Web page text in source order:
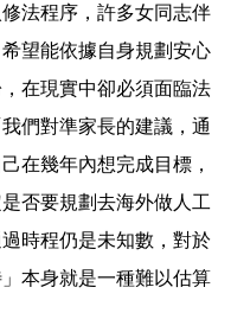
法程序，許多女同志伴
望能依據自身規劃安心
在現實中卻必須面臨法
們對準家長的建議，通
在幾年內想完成目標，
否要規劃去海外做人工
時程仍是未知數，對於
本身就是一種難以估算